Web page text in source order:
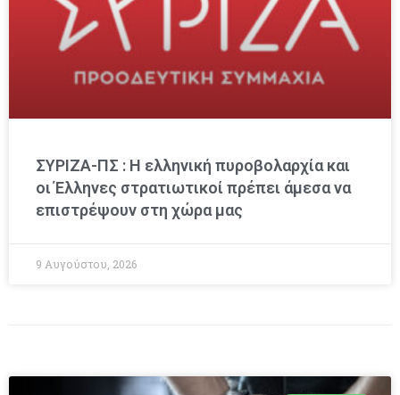
ΣΥΡΙΖΑ-ΠΣ : Η ελληνική πυροβολαρχία και
οι Έλληνες στρατιωτικοί πρέπει άμεσα να
επιστρέψουν στη χώρα μας
9 Αυγούστου, 2026